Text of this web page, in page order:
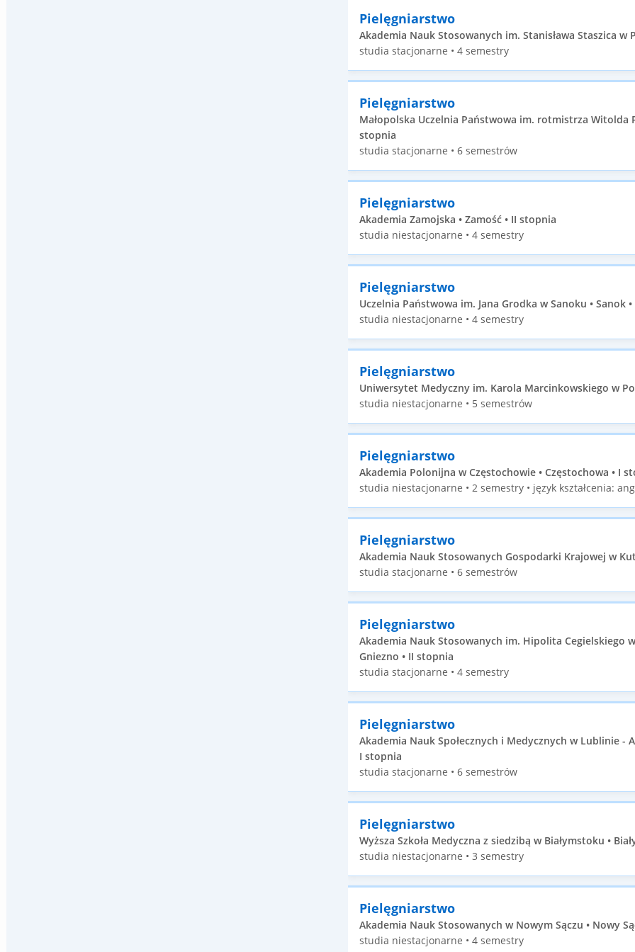
Pielęgniarstwo
Akademia Nauk Stosowanych im. Stanisława Staszica w
studia stacjonarne • 4 semestry
Pielęgniarstwo
Małopolska Uczelnia Państwowa im. rotmistrza Witolda
stopnia
studia stacjonarne • 6 semestrów
Pielęgniarstwo
Akademia Zamojska • Zamość • II stopnia
studia niestacjonarne • 4 semestry
Pielęgniarstwo
Uczelnia Państwowa im. Jana Grodka w Sanoku • Sanok
studia niestacjonarne • 4 semestry
Pielęgniarstwo
Uniwersytet Medyczny im. Karola Marcinkowskiego w
studia niestacjonarne • 5 semestrów
Pielęgniarstwo
Akademia Polonijna w Częstochowie • Częstochowa • I
studia niestacjonarne • 2 semestry • język kształcenia:
Pielęgniarstwo
Akademia Nauk Stosowanych Gospodarki Krajowej w
studia stacjonarne • 6 semestrów
Pielęgniarstwo
Akademia Nauk Stosowanych im. Hipolita Cegielskiego
Gniezno • II stopnia
studia stacjonarne • 4 semestry
Pielęgniarstwo
Akademia Nauk Społecznych i Medycznych w Lublinie -
I stopnia
studia stacjonarne • 6 semestrów
Pielęgniarstwo
Wyższa Szkoła Medyczna z siedzibą w Białymstoku •
studia niestacjonarne • 3 semestry
Pielęgniarstwo
Akademia Nauk Stosowanych w Nowym Sączu • Nowy
studia niestacjonarne • 4 semestry